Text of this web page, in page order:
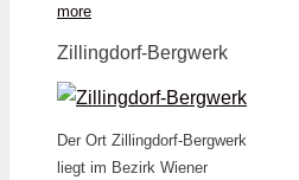
more
Zillingdorf-Bergwerk
Der Ort Zillingdorf-Bergwerk
liegt im Bezirk Wiener